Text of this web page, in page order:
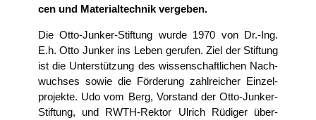
cen und Mate­ri­al­tech­nik vergeben.
Die Otto-Jun­ker-Stif­tung wur­de 1970 von Dr.-Ing.
E.h. Otto Jun­ker ins Leben geru­fen. Ziel der Stif­tung
ist die Unter­stüt­zung des wis­sen­schaft­li­chen Nach­
wuch­ses sowie die För­de­rung zahl­rei­cher Ein­zel­
pro­jek­te. Udo vom Berg, Vor­stand der Otto-Jun­ker-
Stif­tung, und RWTH-Rek­tor Ulrich Rüdi­ger über­